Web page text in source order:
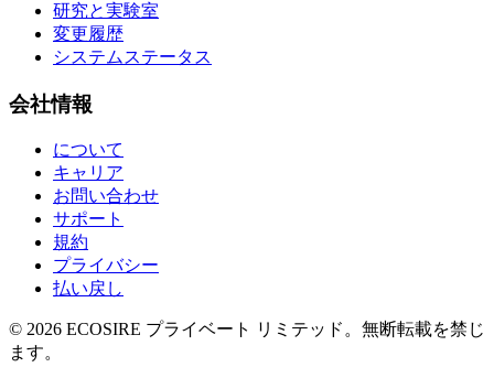
研究と実験室
変更履歴
システムステータス
会社情報
について
キャリア
お問い合わせ
サポート
規約
プライバシー
払い戻し
© 2026 ECOSIRE プライベート リミテッド。無断転載を禁じ
ます。